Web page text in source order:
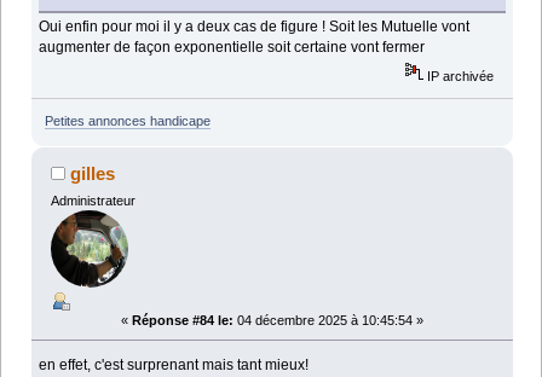
Oui enfin pour moi il y a deux cas de figure ! Soit les Mutuelle vont
augmenter de façon exponentielle soit certaine vont fermer
IP archivée
Petites annonces handicape
gilles
Administrateur
« Réponse #84 le: 04 décembre 2025 à 10:45:54 »
en effet, c'est surprenant mais tant mieux!